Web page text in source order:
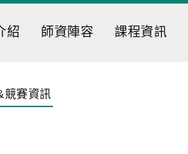
紹 師資陣容 課程資訊
競賽資訊